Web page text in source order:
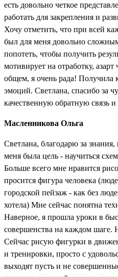
есть довольно четкое
работать для закрепления и
Хочу отметить, что при всей
был для меня довольно
попотеть, чтобы получить
мотивирует на отработку,
общем, я очень рада! Получила
эмоций. Светлана, спасибо за
качественную обратную связь
Масленникова Ольга
Светлана, благодарю за
меня была цель - научиться
Больше всего мне нравится
просится фигура человека
городской пейзаж - как без
хотела) Мне сейчас понятна
Наверное, я прошла уроки в
совершенства на каждом шаге.
Сейчас рисую фигурки в
и тренировки, просто с
выходят пусть и не